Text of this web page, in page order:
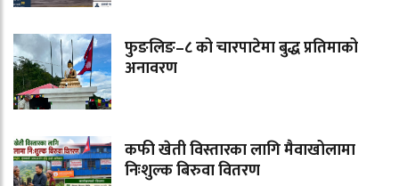
फुङलिङ–८ को चारपाटेमा बुद्ध प्रतिमाको
अनावरण
कफी खेती विस्तारका लागि मैवाखोलामा
निःशुल्क बिरुवा वितरण